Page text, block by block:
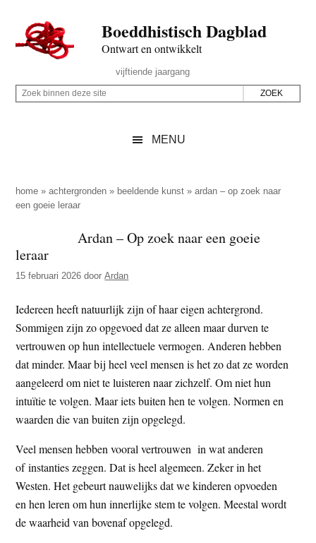
naar
de
inhoud
secondary
naar
de
sidebar
naar
de
Boeddhistisch Dagblad
Ontwart en ontwikkelt
Rechts
vijftiende jaargang
Z
p
d
z
e
i
t
e
Z
i
n
n
d
z
e
s
i
t
e
MENU
home »achtergronden » beeldende kunst »ardan – op zoek naar
een goeie leraar
Ardan – Op zoek naar een goeie
leraar
15 februari 2026 doorArdan
Iedereen heeft natuurlijk zijn of haar eigen achtergrond.
Sommigen zijn zo opgevoed dat ze alleen maar durven te
vertrouwen op hun intellectuele vermogen. Anderen hebben
dat minder. Maar bij heel veel mensen is het zo dat ze worden
aangeleerd om niet te luisteren naar zichzelf. Om niet hun
intuïtie te volgen. Maar iets buiten hen te volgen. Normen en
waarden die van buiten zijn opgelegd.
Veel mensen hebben vooral vertrouwen in wat anderen
of instanties zeggen. Dat is heel algemeen. Zeker in het
Westen. Het gebeurt nauwelijks dat we kinderen opvoeden
en hen leren om hun innerlijke stem te volgen. Meestal wordt
de waarheid van bovenaf opgelegd.